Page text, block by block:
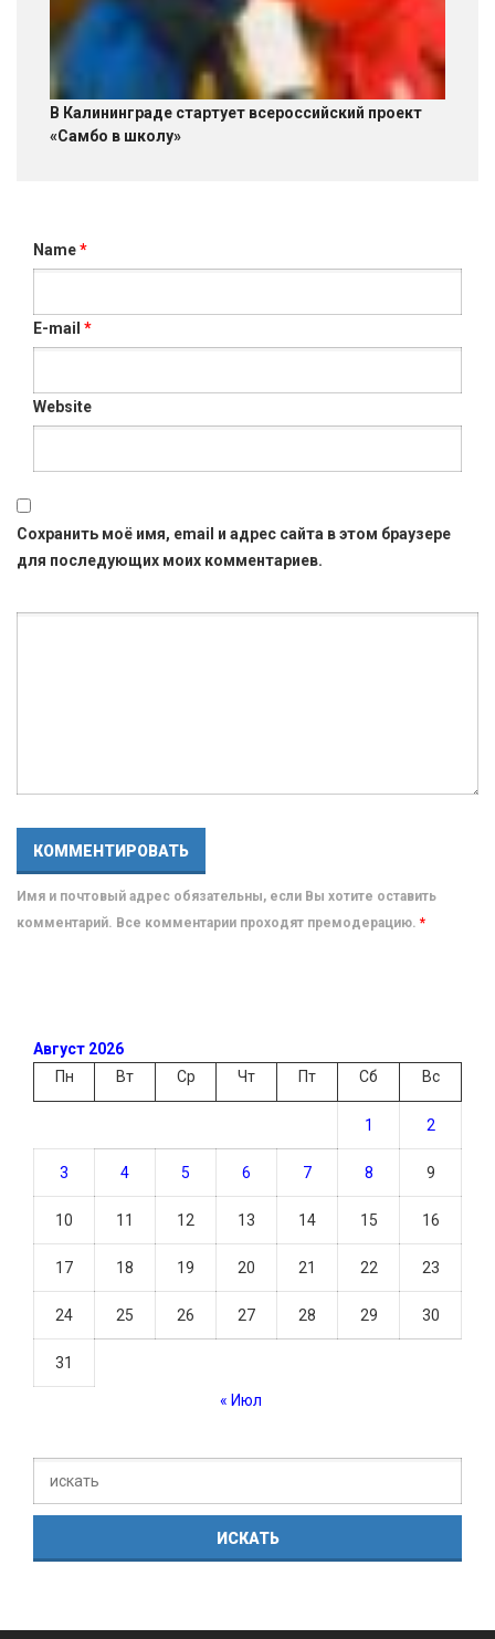
В Калининграде стартует всероссийский проект
«Самбо в школу»
Name*
E-mail *
Website
Сохранить моё имя, email и адрес сайта в этом браузере
для последующих моих комментариев.
Имя и почтовый адрес обязательны, если Вы хотите оставить
комментарий. Все комментарии проходят премодерацию. *
Август 2026
Пн
Вт Ср Чт Пт Сб Вс
1 2
3 4 5 6 7 8 9
10 11 12 13 14 15 16
17 18 19 20 21 22 23
24 25 26 27 28 29 30
31
« Июл